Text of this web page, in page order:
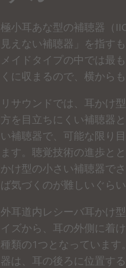
極小耳あな型の補聴器（
見えない補聴器」を指す
メイドタイプの中では最
くに収まるので、横から
リサウンドでは、耳かけ
方を目立ちにくい補聴器
い補聴器で、可能な限り
ます。聴覚技術の進歩と
かけ型の小さい補聴器で
ば気づくのが難しいぐら
外耳道内レシーバ耳かけ
イズから、耳の外側に着
種類の1つとなっていま
器は、耳の後ろに位置す